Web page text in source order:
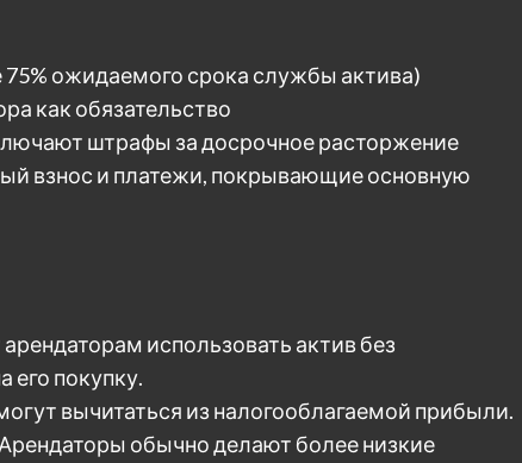
ожидаемого срока службы актива)
как обязательство
штрафы за досрочное расторжение
взнос и платежи, покрывающие основную
использовать актив без
покупку.
вычитаться из налогооблагаемой прибыли.
обычно делают более низкие